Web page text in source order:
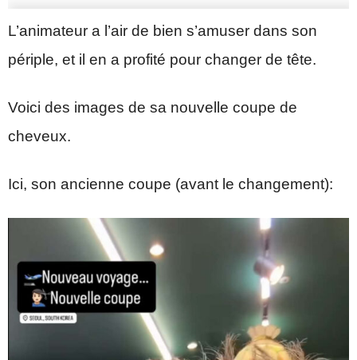
L’animateur a l’air de bien s’amuser dans son
périple, et il en a profité pour changer de tête.
Voici des images de sa nouvelle coupe de
cheveux.
Ici, son ancienne coupe (avant le changement):